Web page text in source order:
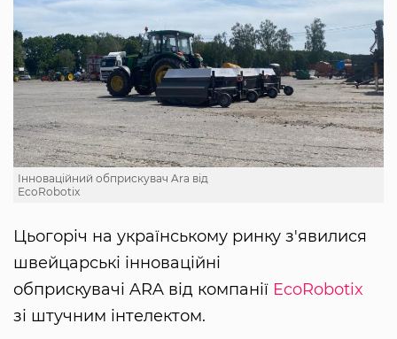
Інноваційний обприскувач Ara від
EcoRobotix
Цьогоріч на українському ринку з'явилися
швейцарські інноваційні
обприскувачі ARA від компанії EcoRobotix
зі штучним інтелектом.